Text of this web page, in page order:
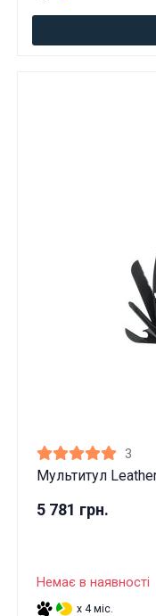
3
Мультитул
5 781 грн.
Немає в наявності
x 4 міс.